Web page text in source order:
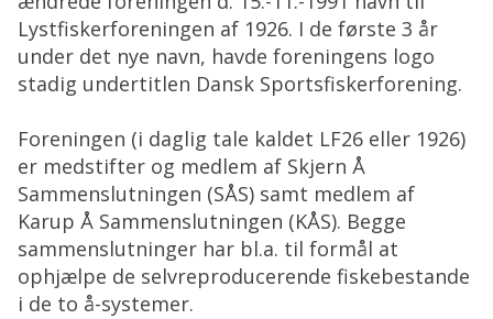
Lystfiskerforeningen af 1926. I de første 3 år
under det nye navn, havde foreningens logo
stadig undertitlen Dansk Sportsfiskerforening.
Foreningen (i daglig tale kaldet LF26 eller 1926)
er medstifter og medlem af Skjern Å
Sammenslutningen (SÅS) samt medlem af
Karup Å Sammenslutningen (KÅS). Begge
sammenslutninger har bl.a. til formål at
ophjælpe de selvreproducerende fiskebestande
i de to å-systemer.